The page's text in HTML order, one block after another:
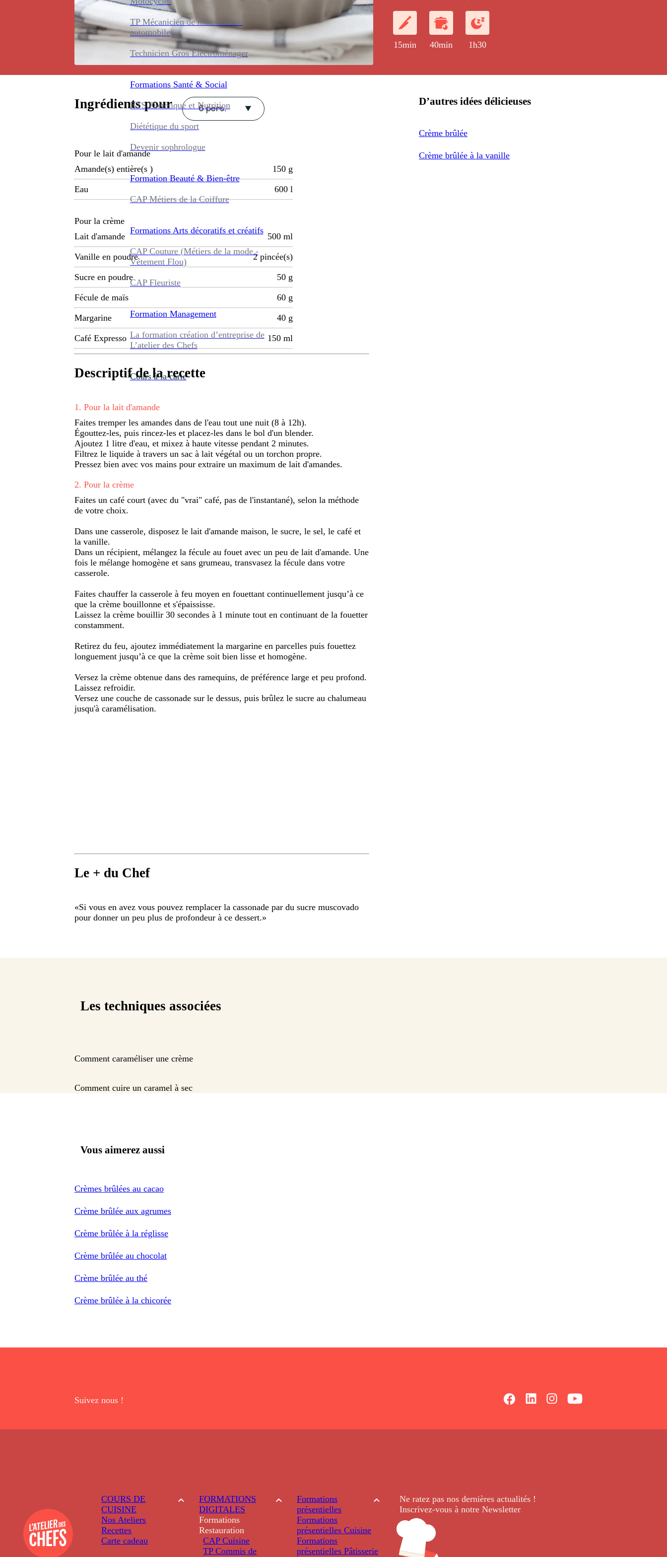
TP Mécanicien de maintenance
automobile
Technicien Gros Électroménager
Formations Santé & Social
BTS Diététique et Nutrition
Diététique du sport
Devenir sophrologue
Formation Beauté & Bien-être
CAP Métiers de la Coiffure
Formations Arts décoratifs et créatifs
CAP Couture (Métiers de la mode -
Vêtement Flou)
CAP Fleuriste
Formation Management
La formation création d’entreprise de
L’atelier des Chefs
Cours à la carte
15min 40min 1h30
Ingrédients pour 6 pers.
Pour le lait d'amande
Amande(s) entière(s )
150 g
Eau 600 l
Pour la crème
Lait d'amande
500 ml
Vanille en poudre 2 pincée(s)
Sucre en poudre 50 g
Fécule de maïs 60 g
Margarine 40 g
Café Expresso 150 ml
Descriptif de la recette
1 . Pour la lait d'amande
Faites tremper les amandes dans de l'eau tout une nuit (8 à 12h).
Égouttez-les, puis rincez-les et placez-les dans le bol d'un blender.
Ajoutez 1 litre d'eau, et mixez à haute vitesse pendant 2 minutes.
Filtrez le liquide à travers un sac à lait végétal ou un torchon propre.
Pressez bien avec vos mains pour extraire un maximum de lait d'amandes.
2. Pour la crème
Faites un café court (avec du "vrai" café, pas de l'instantané), selon la méthode
de votre choix.
Dans une casserole, disposez le lait d'amande maison, le sucre, le sel, le café et
la vanille.
Dans un récipient, mélangez la fécule au fouet avec un peu de lait d'amande. Une
fois le mélange homogène et sans grumeau, transvasez la fécule dans votre
casserole.
Faites chauffer la casserole à feu moyen en fouettant continuellement jusqu’à ce
que la crème bouillonne et s'épaississe.
Laissez la crème bouillir 30 secondes à 1 minute tout en continuant de la fouetter
constamment.
Retirez du feu, ajoutez immédiatement la margarine en parcelles puis fouettez
longuement jusqu’à ce que la crème soit bien lisse et homogène.
Versez la crème obtenue dans des ramequins, de préférence large et peu profond.
Laissez refroidir.
Versez une couche de cassonade sur le dessus, puis brûlez le sucre au chalumeau
jusqu'à caramélisation.
Le + du Chef
«Si vous en avez vous pouvez remplacer la cassonade par du sucre muscovado
pour donner un peu plus de profondeur à ce dessert.»
D’autres idées délicieuses
Crème brûlée
Crème brûlée à la vanille
Les techniques associées
Comment caraméliser une crème
Comment cuire un caramel à sec
Vous aimerez aussi
Crèmes brûlées au cacao
Crème brûlée aux agrumes
Crème brûlée à la réglisse
Crème brûlée au chocolat
Crème brûlée au thé
Crème brûlée à la chicorée
Suivez nous !
COURS DE
CUISINE
Nos Ateliers
Recettes
Carte cadeau
FORMATIONS
DIGITALES
Formations
Restauration
CAP Cuisine
TP Commis de
Formations
présentielles
Formations
présentielles Cuisine
Formations
présentielles Pâtisserie
Ne ratez pas nos dernièresactualités !
Inscrivez-vous à notre Newsletter.